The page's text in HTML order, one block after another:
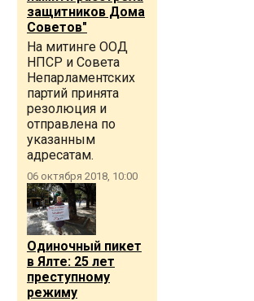
защитников Дома
Советов"
На митинге ООД
НПСР и Совета
Непарламентских
партий принята
резолюция и
отправлена по
указанным
адресатам.
06 октября 2018, 10:00
Одиночный пикет
в Ялте: 25 лет
преступному
режиму